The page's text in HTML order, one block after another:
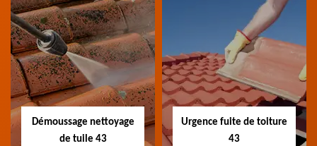
Bâchage de toiture
43
Entreprise bâchage de
toiture 43 Haute-Loire
Devis fuite de
toiture 43
Devis fuite de toiture 43
Haute-Loire
Démoussage nettoyage
de tuile 43
Urgence fuite de toiture
43